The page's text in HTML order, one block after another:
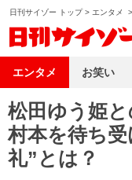
日刊サイゾー トップ> エンタメ >
松田ゆう姫
村本を待ち
礼”とは？
エンタメ お笑い